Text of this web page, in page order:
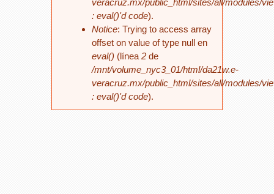
: eval()'d code).
Notice: Trying to access array
offset on value of type null en
eval() (línea 2 de
/mnt/volume_nyc3_01/html/da21w.e-
veracruz.mx/public_html/sites/all/modules/
: eval()'d code).